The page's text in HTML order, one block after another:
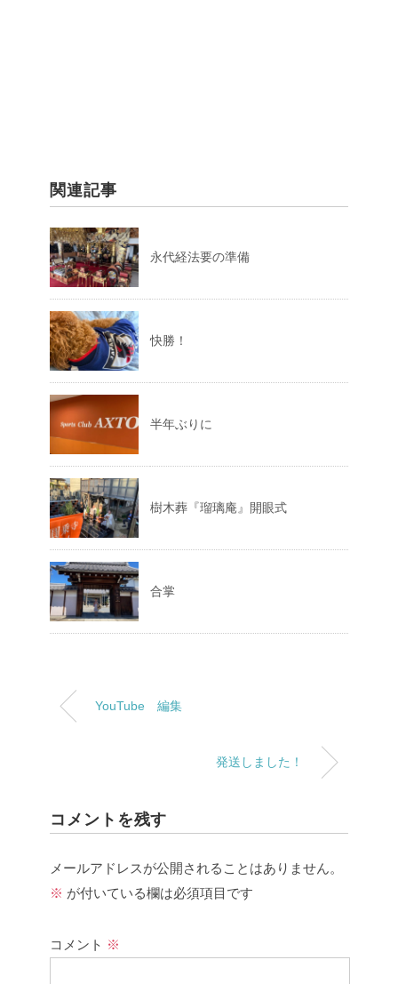
関連記事
永代経法要の準備
快勝！
半年ぶりに
樹木葬『瑠璃庵』開眼式
合掌
YouTube 編集
発送しました！
コメントを残す
メールアドレスが公開されることはありません。
※ が付いている欄は必須項目です
コメント ※